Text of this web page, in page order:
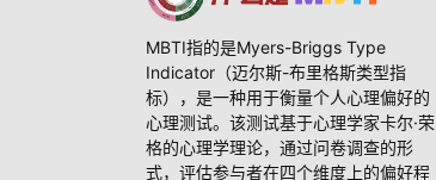
MBTI指的是Myers-Briggs Type
Indicator（迈尔斯-布里格斯类型指
标），是一种用于衡量个人心理偏好的
心理测试。该测试基于心理学家卡尔·荣
格的心理学理论，通过问卷调查的形
式，评估参与者在四个维度上的偏好程